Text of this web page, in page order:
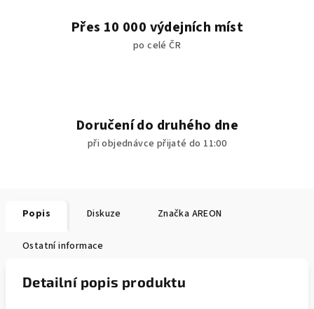
Přes 10 000 výdejních míst
po celé ČR
Doručení do druhého dne
při objednávce přijaté do 11:00
Popis Diskuze Značka AREON
Ostatní informace
Detailní popis produktu